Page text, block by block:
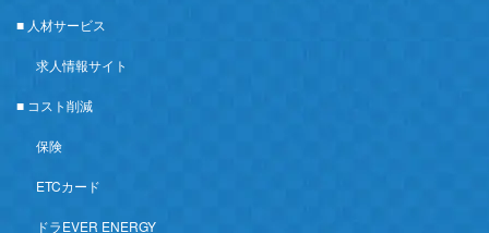
■ 人材サービス
求人情報サイト
■ コスト削減
保険
ETCカード
ドラEVER ENERGY